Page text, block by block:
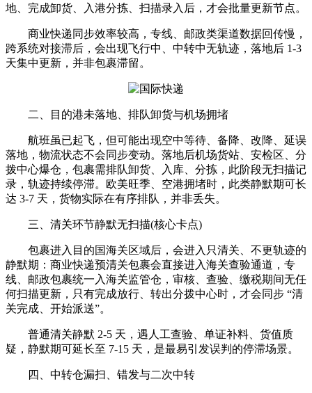
地、完成卸货、入港分拣、扫描录入后，才会批量更新节点。
商业快递同步效率较高，专线、邮政类渠道数据回传慢，
跨系统对接滞后，会出现飞行中、中转中无轨迹，落地后 1-3
天集中更新，并非包裹滞留。
二、目的港未落地、排队卸货与机场拥堵
航班虽已起飞，但可能出现空中等待、备降、改降、延误
落地，物流状态不会同步变动。落地后机场货站、安检区、分
拨中心爆仓，包裹需排队卸货、入库、分拣，此阶段无扫描记
录，轨迹持续停滞。欧美旺季、空港拥堵时，此类静默期可长
达 3-7 天，货物实际在有序排队，并非丢失。
三、清关环节静默无扫描(核心卡点)
包裹进入目的国海关区域后，会进入只清关、不更轨迹的
静默期：商业快递预清关包裹会直接进入海关查验通道，专
线、邮政包裹统一入海关监管仓，审核、查验、缴税期间无任
何扫描更新，只有完成放行、转出分拨中心时，才会同步 “清
关完成、开始派送”。
普通清关静默 2-5 天，遇人工查验、单证补料、货值质
疑，静默期可延长至 7-15 天，是最易引发误判的停滞场景。
四、中转仓漏扫、错发与二次中转